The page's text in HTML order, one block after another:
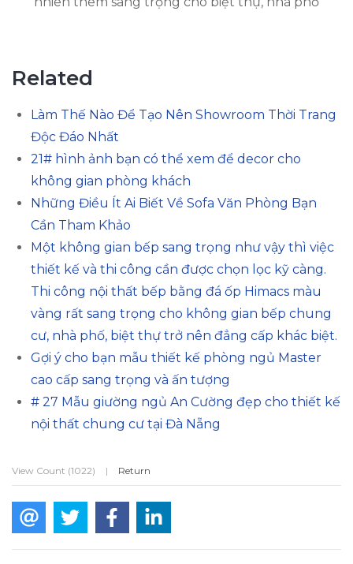
Related
Làm Thế Nào Để Tạo Nên Showroom Thời Trang
Độc Đáo Nhất
21# hình ảnh bạn có thể xem để decor cho
không gian phòng khách
Những Điều Ít Ai Biết Về Sofa Văn Phòng Bạn
Cần Tham Khảo
Một không gian bếp sang trọng như vậy thì việc
thiết kế và thi công cần được chọn lọc kỹ càng.
Thi công nội thất bếp bằng đá ốp Himacs màu
vàng rất sang trọng cho không gian bếp chung
cư, nhà phố, biệt thự trở nên đẳng cấp khác biệt.
Gợi ý cho bạn mẫu thiết kế phòng ngủ Master
cao cấp sang trọng và ấn tượng
# 27 Mẫu giường ngủ An Cường đẹp cho thiết kế
nội thất chung cư tại Đà Nẵng
View Count (1022) | Return